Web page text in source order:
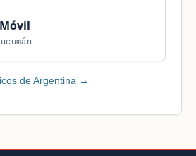
de Argentina →